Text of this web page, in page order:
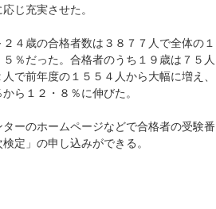
じ充実させた。
４歳の合格者数は３８７７人で全体の１
％だった。合格者のうち１９歳は７５人
で前年度の１５５４人から大幅に増え、
ら１２・８％に伸びた。
ーのホームページなどで合格者の受験番
定」の申し込みができる。